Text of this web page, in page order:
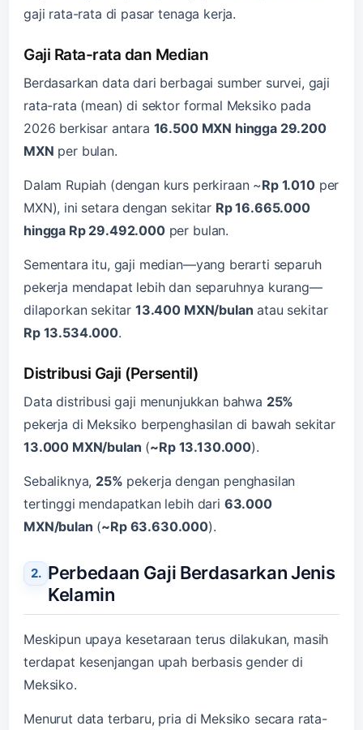
gaji rata-rata di pasar tenaga kerja.
Gaji Rata-rata dan Median
Berdasarkan data dari berbagai sumber survei, gaji
rata-rata (mean) di sektor formal Meksiko pada
2026 berkisar antara 16.500 MXN hingga 29.200
MXN per bulan.
Dalam Rupiah (dengan kurs perkiraan ~Rp 1.010per
MXN), ini setara dengan sekitar Rp 16.665.000
hingga Rp 29.492.000per bulan.
Sementara itu, gaji median—yang berarti separuh
pekerja mendapat lebih dan separuhnya kurang—
dilaporkan sekitar 13.400 MXN/bulan atau sekitar
Rp 13.534.000.
Distribusi Gaji (Persentil)
Data distribusi gaji menunjukkan bahwa 25%
pekerja di Meksiko berpenghasilan di bawah sekitar
13.000 MXN/bulan (~Rp 13.130.000).
Sebaliknya, 25% pekerja dengan penghasilan
tertinggi mendapatkan lebih dari 63.000
MXN/bulan (~Rp 63.630.000).
Perbedaan Gaji Berdasarkan Jenis
Kelamin
Meskipun upaya kesetaraan terus dilakukan, masih
terdapat kesenjangan upah berbasis gender di
Meksiko.
Menurut data terbaru, pria di Meksiko secara rata-